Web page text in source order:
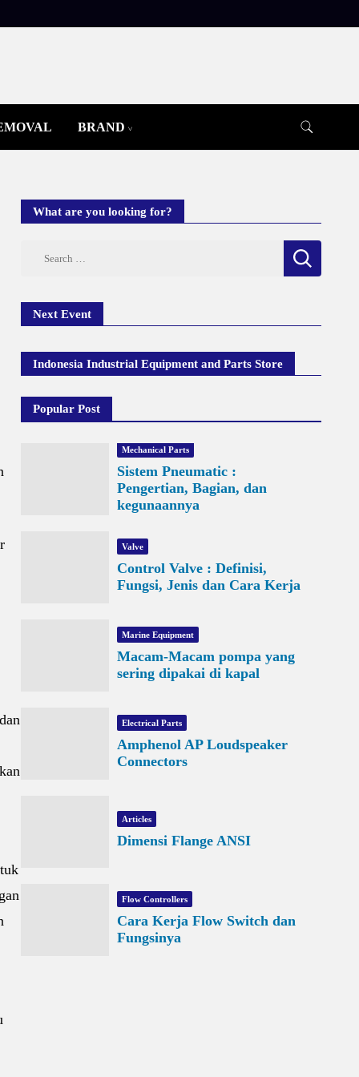
BRAND
What are you looking for?
Next Event
Indonesia Industrial Equipment and Parts Store
Popular Post
Mechanical Parts
Sistem Pneumatic :
Pengertian, Bagian, dan
kegunaannya
Valve
Control Valve : Definisi,
Fungsi, Jenis dan Cara Kerja
Marine Equipment
Macam-Macam pompa yang
sering dipakai di kapal
Electrical Parts
Amphenol AP Loudspeaker
Connectors
Articles
Dimensi Flange ANSI
Flow Controllers
Cara Kerja Flow Switch dan
Fungsinya